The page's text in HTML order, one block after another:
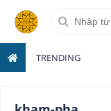
TRENDING